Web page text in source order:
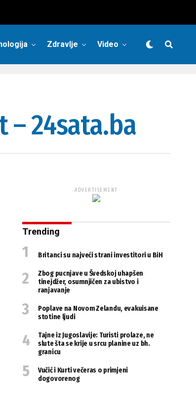
Zdravlje Video
24sata.ba
ADVERTISEMENT
Trending
Britanci su najveći strani investitori u BiH
Zbog pucnjave u Švedskoj uhapšen
tinejdžer, osumnjičen za ubistvo i
ranjavanje
Poplave na Novom Zelandu, evakuisane
stotine ljudi
Tajne iz Jugoslavije: Turisti prolaze, ne
slute šta se krije u srcu planine uz bh.
granicu
Vučić i Kurti večeras o primjeni
dogovorenog